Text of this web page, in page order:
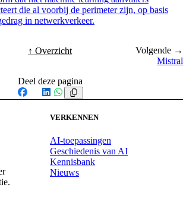
die al voorbij de perimeter zijn, op basis
in netwerkverkeer.
↑ Overzicht
Volgende →
Mistral
Deel deze pagina
Facebook
X LinkedIn
WhatsApp
VERKENNEN
AI-toepassingen
Geschiedenis van AI
Kennisbank
Nieuws